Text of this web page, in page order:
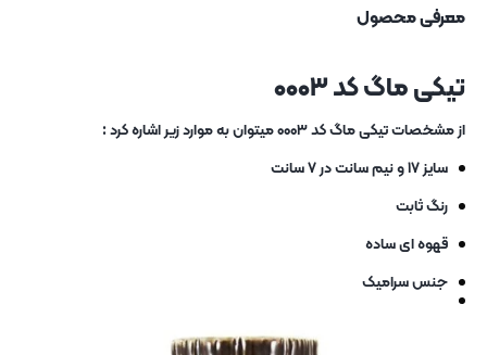
معرفی محصول
تیکی ماگ کد ۰۰۰۳
از مشخصات تیکی ماگ کد ۰۰۰۳ میتوان به موارد زیر اشاره کرد :
سایز ۱۷ و نیم سانت در ۷ سانت
رنگ ثابت
قهوه ای ساده
جنس سرامیک